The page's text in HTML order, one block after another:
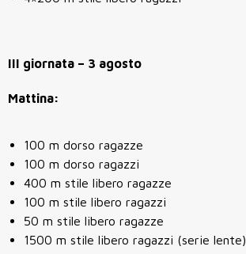
III giornata – 3 agosto
Mattina:
100 m dorso ragazze
100 m dorso ragazzi
400 m stile libero ragazze
100 m stile libero ragazzi
50 m stile libero ragazze
1500 m stile libero ragazzi (serie lente)